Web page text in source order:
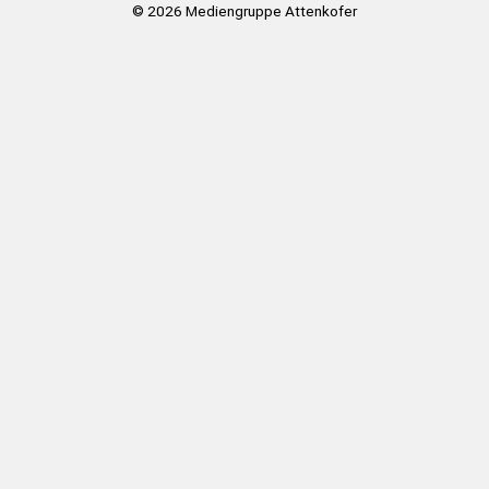
© 2026 Mediengruppe Attenkofer